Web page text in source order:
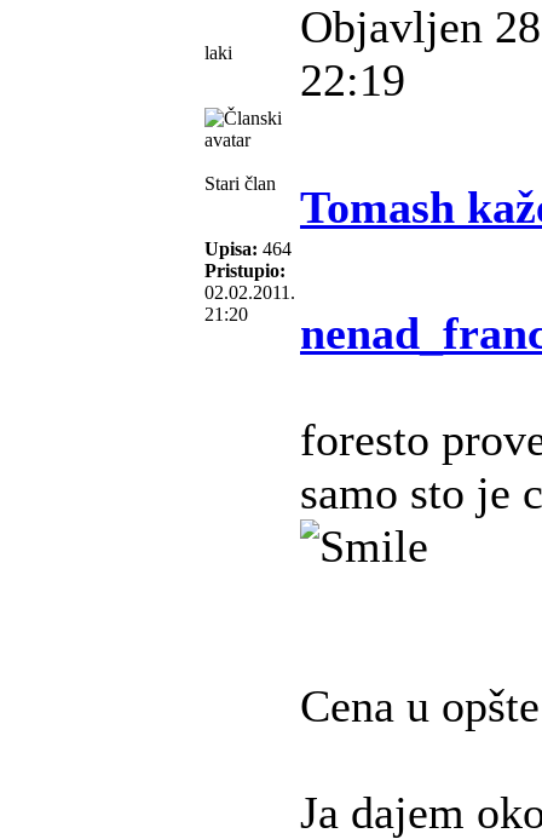
laki
Objavljen
22:19
Stari član
Upisa: 464
Pristupio:
02.02.2011.
21:20
Tomash
foresto
samo sto je
Cena u
Ja dajem